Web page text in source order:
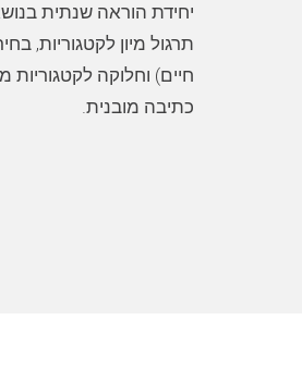
יחידת הוראה שנתית
תרגול מיון לקטגוריות,
חיים) וחלוקה
כתיבה מובנית.